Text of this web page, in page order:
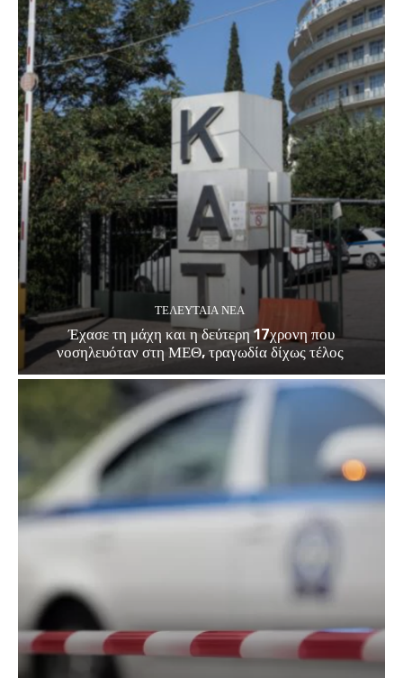
ΤΕΛΕΥΤΑΊΑ ΝΈΑ
Έχασε τη μάχη και η δεύτερη 17χρονη που
νοσηλευόταν στη ΜΕΘ, τραγωδία δίχως τέλος